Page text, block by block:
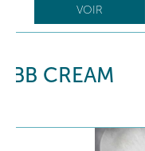
VOIR
BB CREAM